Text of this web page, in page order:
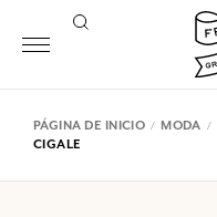
PÁGINA DE INICIO MODA
CIGALE